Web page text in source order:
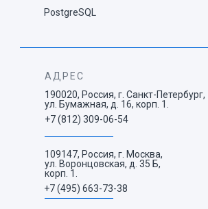
PostgreSQL
АДРЕС
190020, Россия, г. Санкт-Петербург,
ул. Бумажная, д. 16, корп. 1.
+7 (812) 309-06-54
109147, Россия, г. Москва,
ул. Воронцовская, д. 35 Б,
корп. 1.
+7 (495) 663-73-38